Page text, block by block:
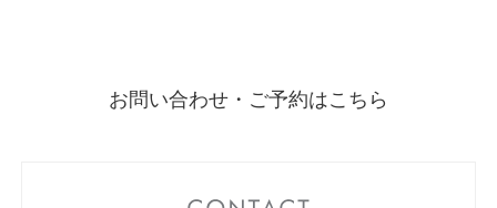
お問い合わせ・ご予約はこちら